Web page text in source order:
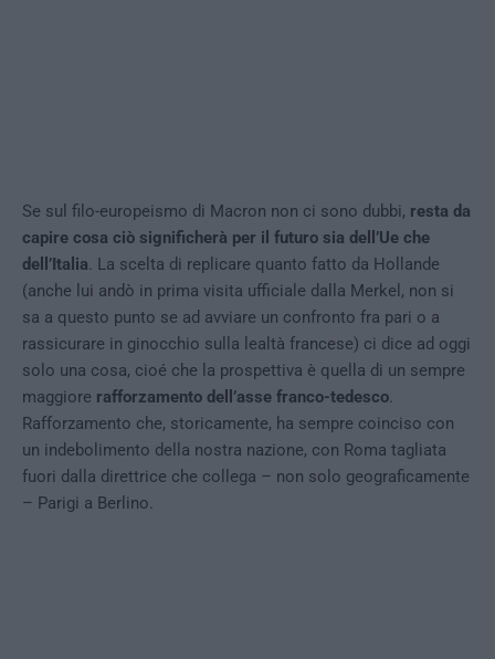
Se sul filo-europeismo di Macron non ci sono dubbi, resta da
capire cosa ciò significherà per il futuro sia dell’Ue che
dell’Italia. La scelta di replicare quanto fatto da Hollande
(anche lui andò in prima visita ufficiale dalla Merkel, non si
sa a questo punto se ad avviare un confronto fra pari o a
rassicurare in ginocchio sulla lealtà francese) ci dice ad oggi
solo una cosa, cioé che la prospettiva è quella di un sempre
maggiore rafforzamento dell’asse franco-tedesco.
Rafforzamento che, storicamente, ha sempre coinciso con
un indebolimento della nostra nazione, con Roma tagliata
fuori dalla direttrice che collega – non solo geograficamente
– Parigi a Berlino.